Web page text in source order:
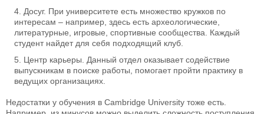
Досуг. При университете есть множество кружков по
интересам – например, здесь есть археологические,
литературные, игровые, спортивные сообщества. Каждый
студент найдет для себя подходящий клуб.
Центр карьеры. Данный отдел оказывает содействие
выпускникам в поиске работы, помогает пройти практику в
ведущих организациях.
Недостатки у обучения в Cambridge University тоже есть.